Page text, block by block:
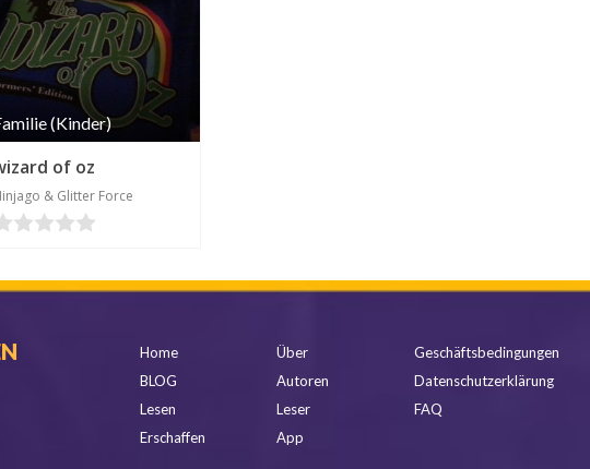
(Kinder)
of oz
& Glitter Force
Home
BLOG
Lesen
Erschaffen
Über
Autoren
Leser
App
Geschäftsbedingungen
Datenschutzerklärung
FAQ